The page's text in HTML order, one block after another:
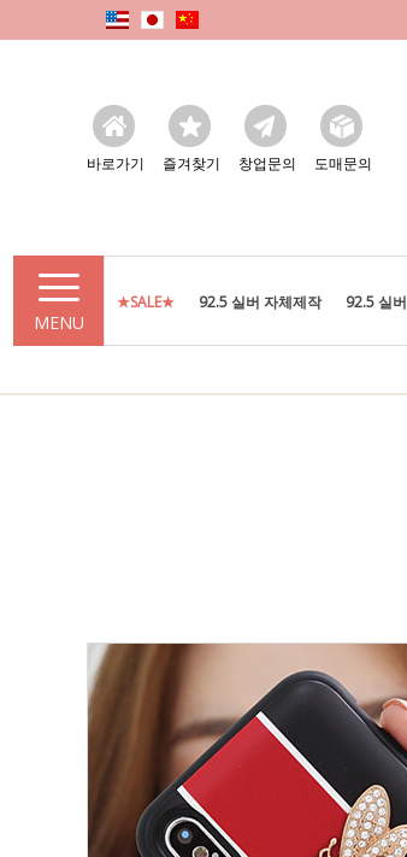
바로가기 즐겨찾기 창업문의 도매문의
MENU
★SALE★ 92.5 실버 자체제작 92.5 실버